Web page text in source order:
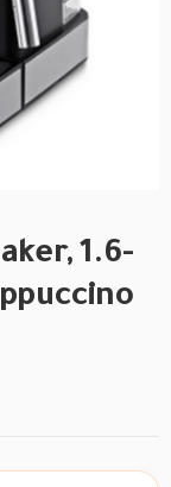
1.6-